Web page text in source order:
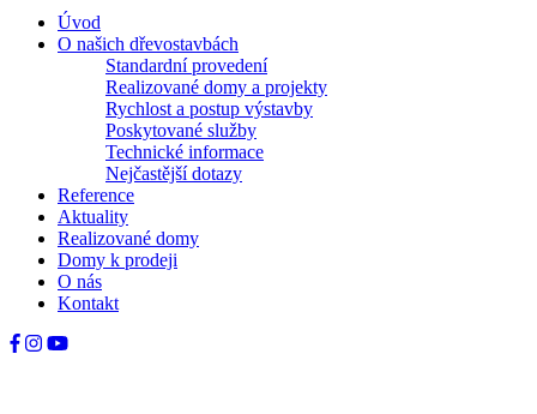
Úvod
O našich dřevostavbách
Standardní provedení
Realizované domy a projekty
Rychlost a postup výstavby
Poskytované služby
Technické informace
Nejčastější dotazy
Reference
Aktuality
Realizované domy
Domy k prodeji
O nás
Kontakt